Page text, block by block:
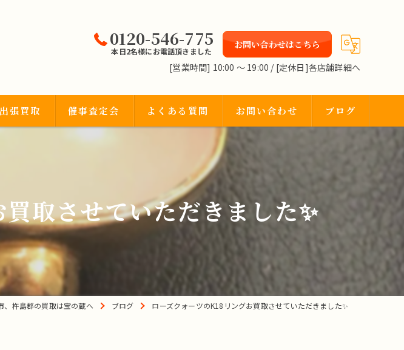
0120-546-775
本日2名様にお電話頂きました
お問い合わせはこちら
[営業時間] 10:00 〜 19:00 / [定休日]各店舗詳細へ
出張買取 催事査定会 よくある質問 お問い合わせ ブログ
取させていただきました✨
、杵島郡の買取は宝の蔵へ ブログ ローズクォーツのK18リングお買取させていただきました✨